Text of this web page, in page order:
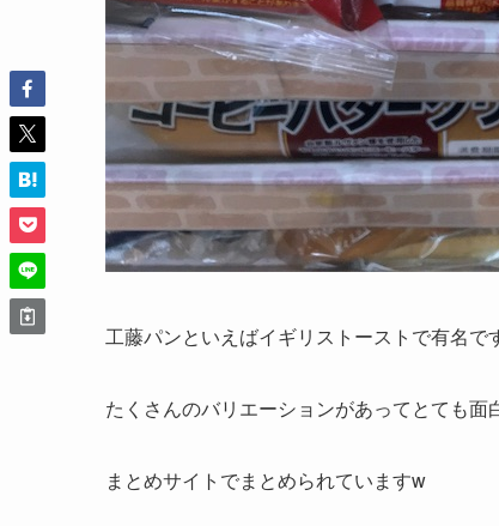
工藤パンといえばイギリストーストで有名で
たくさんのバリエーションがあってとても面
まとめサイトでまとめられていますw